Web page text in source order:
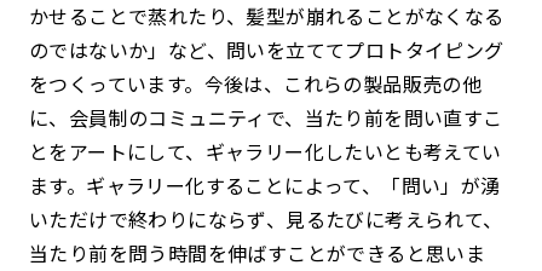
かせることで蒸れたり、髪型が崩れることがなくなる
のではないか」など、問いを立ててプロトタイピング
をつくっています。今後は、これらの製品販売の他
に、会員制のコミュニティで、当たり前を問い直すこ
とをアートにして、ギャラリー化したいとも考えてい
ます。ギャラリー化することによって、「問い」が湧
いただけで終わりにならず、見るたびに考えられて、
当たり前を問う時間を伸ばすことができると思いま